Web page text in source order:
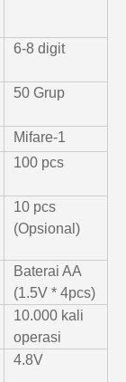
6-8 digit
50 Grup
Mifare-1
100 pcs
10 pcs
(Opsional)
Baterai AA
(1.5V * 4pcs)
10.000 kali
operasi
4.8V